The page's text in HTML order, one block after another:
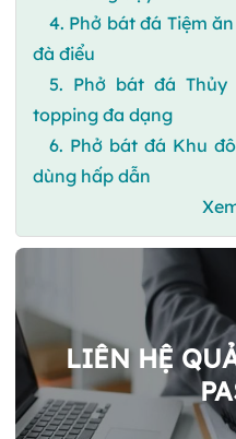
4. Phở bát đá Tiệm
đà điểu
5. Phở bát đá Thủy
topping đa dạng
6. Phở bát đá Khu
dùng hấp dẫn
LIÊN HỆ